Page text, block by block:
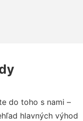
do toho s nami –
hlavných výhod